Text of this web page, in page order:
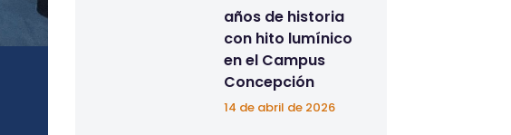
años de historia
con hito lumínico
en el Campus
Concepción
14 de abril de 2026